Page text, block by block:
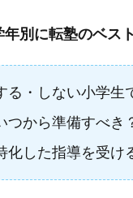
年別に転塾のベス
る・しない小学生
つから準備すべき
化した指導を受け